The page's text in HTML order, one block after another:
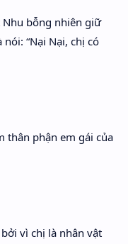
Nhu bỗng nhiên giữ
“Nại Nại, chị có
thân phận em gái của
bởi vì chị là nhân vật